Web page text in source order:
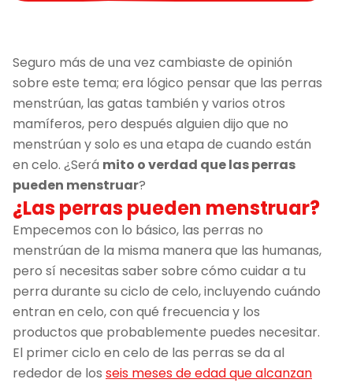
Seguro más de una vez cambiaste de opinión
sobre este tema; era lógico pensar que las perras
menstrúan, las gatas también y varios otros
mamíferos, pero después alguien dijo que no
menstrúan y solo es una etapa de cuando están
en celo. ¿Será mito o verdad que las perras
pueden menstruar?
¿Las perras pueden menstruar?
Empecemos con lo básico, las perras no
menstrúan de la misma manera que las humanas,
pero sí necesitas saber sobre cómo cuidar a tu
perra durante su ciclo de celo, incluyendo cuándo
entran en celo, con qué frecuencia y los
productos que probablemente puedes necesitar.
El primer ciclo en celo de las perras se da al
rededor de los seis meses de edad que alcanzan